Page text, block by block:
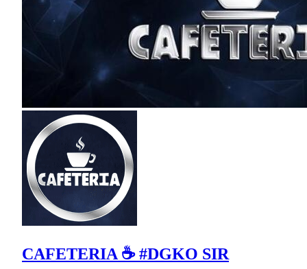
CAFETERIA ☕ #DGKO SIR